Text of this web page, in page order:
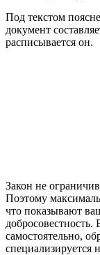
Под текстом
документ
расписывается он.
Закон не
Поэтому
что показывают
самостоятельно,
специализируется